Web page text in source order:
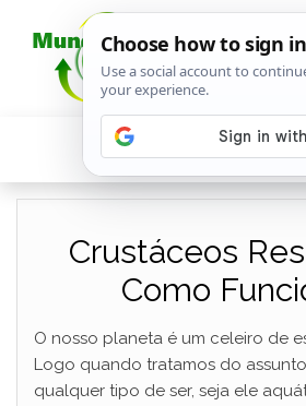
Crustáceos
Como
O nosso planeta é um celeiro de
Logo quando tratamos do
qualquer tipo de ser, seja ele